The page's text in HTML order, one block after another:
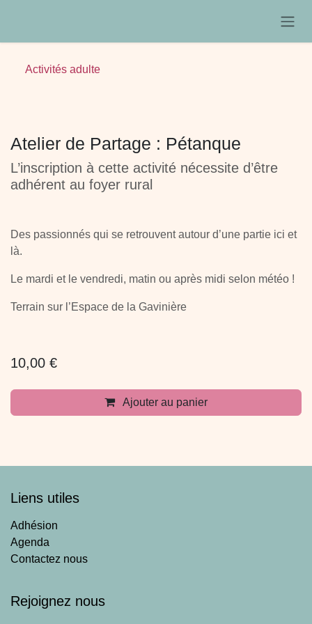
Activités adulte
Atelier de Partage : Pétanque
L’inscription à cette activité nécessite d’être
adhérent au foyer rural
Des passionnés qui se retrouvent autour d’une partie ici et
là.
Le mardi et le vendredi, matin ou après midi selon météo !
Terrain sur l’Espace de la Gavinière
10,00 €
Ajouter au panier
Liens utiles
Adhésion
Agenda
Contactez nous
Rejoignez nous